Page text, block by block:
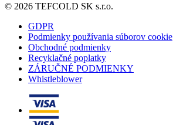
© 2026 TEFCOLD SK s.r.o.
GDPR
Podmienky používania súborov cookie
Obchodné podmienky
Recyklačné poplatky
ZÁRUČNÉ PODMIENKY
Whistleblower